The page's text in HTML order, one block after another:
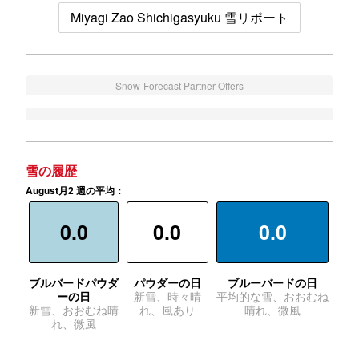
Miyagi Zao Shichigasyuku 雪リポート
Snow-Forecast Partner Offers
雪の履歴
August月2 週の平均：
0.0
ブルバードパウダ
ーの日
新雪、おおむね晴
れ、微風
0.0
パウダーの日
新雪、時々晴
れ、風あり
0.0
ブルーバードの日
平均的な雪、おおむね
晴れ、微風